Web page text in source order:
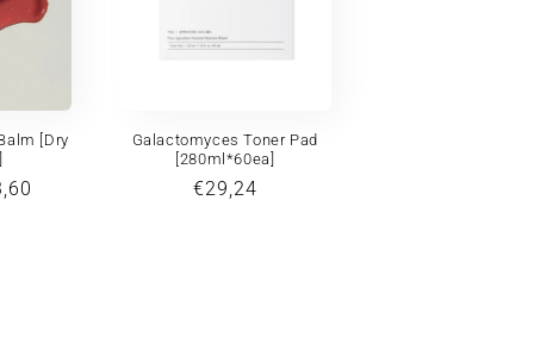
[Dry
Galactomyces Toner Pad
[280ml*60ea]
Prix
€29,24